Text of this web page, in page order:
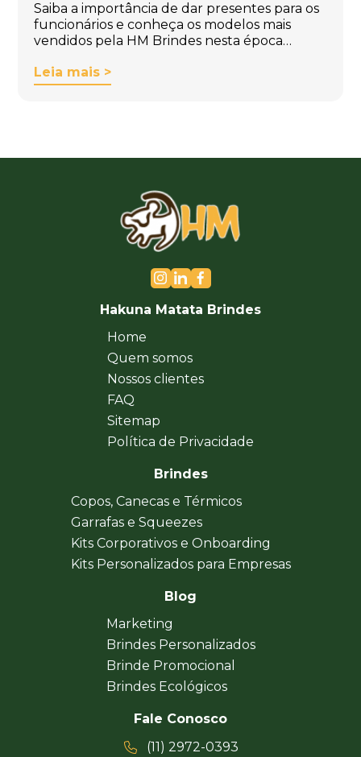
Saiba a importância de dar presentes para os
funcionários e conheça os modelos mais
vendidos pela HM Brindes nesta época…
Leia mais >
Hakuna Matata Brindes
Home
Quem somos
Nossos clientes
FAQ
Sitemap
Política de Privacidade
Brindes
Copos, Canecas e Térmicos
Garrafas e Squeezes
Kits Corporativos e Onboarding
Kits Personalizados para Empresas
Blog
Marketing
Brindes Personalizados
Brinde Promocional
Brindes Ecológicos
Fale Conosco
(11) 2972-0393